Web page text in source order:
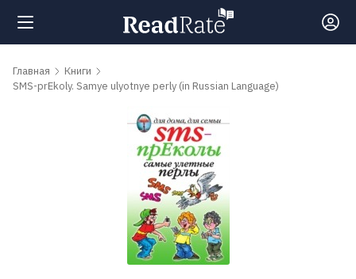
Поиск
Главная
Книги
SMS-prEkoly. Samye ulyotnye perly (in Russian Language)